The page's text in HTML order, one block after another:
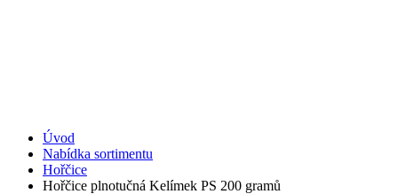
Úvod
Nabídka sortimentu
Hořčice
Hořčice plnotučná Kelímek PS 200 gramů